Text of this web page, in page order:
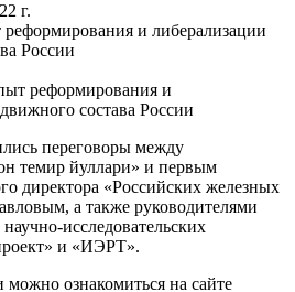
г.
реформирования и либерализации
России
реформирования и
состава России
переговоры между
темир йуллари» и первым
директора «Российских железных
а также руководителями
исследовательских
и «ИЭРТ».
ознакомиться на сайте